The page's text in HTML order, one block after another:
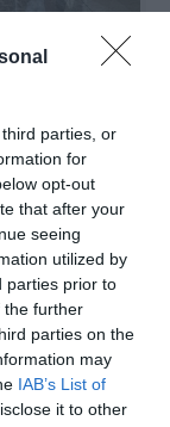
parties, or
for
opt-out
that after your
seeing
utilized by
parties prior to
the further
parties on the
may
IAB’s List of
it to other
?
!